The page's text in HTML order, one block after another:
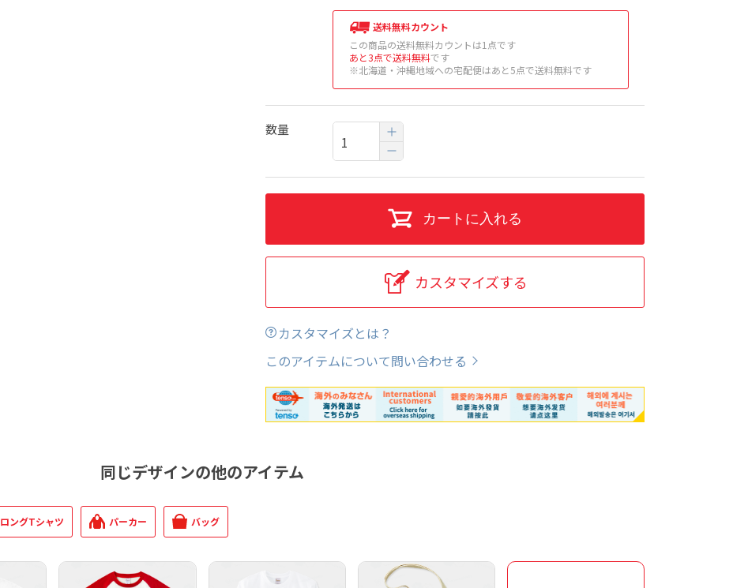
送料無料カウント
この商品の送料無料カウントは1点です
あと3点で送料無料です
※北海道・沖縄地域への宅配便はあと5点で送料無料です
数量
カートに入れる
カスタマイズする
カスタマイズとは？
このアイテムについて問い合わせる
同じデザインの他のアイテム
ロングTシャツ パーカー バッグ